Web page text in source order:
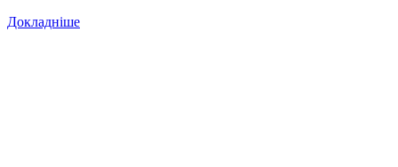
Докладніше